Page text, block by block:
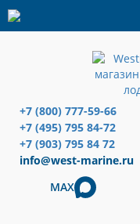
+7 (800) 777-59-66
+7 (495) 795 84-72
+7 (903) 795 84 72
info@west-marine.ru
MAX